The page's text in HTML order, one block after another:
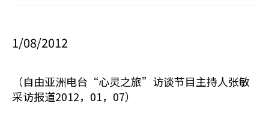
1/08/2012
（自由亚洲电台“心灵之旅”访谈节目主持人张敏
采访报道2012，01，07）